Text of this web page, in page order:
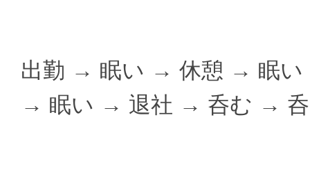
出勤 → 眠い → 休憩 → 眠
→ 眠い → 退社 → 呑む →